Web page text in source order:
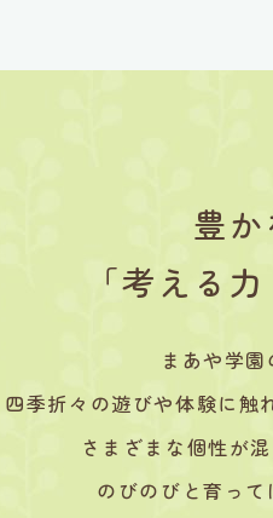
豊
「考える
まあや学
四季折々の遊びや体験に触
さまざまな個性が
のびのびと育っ